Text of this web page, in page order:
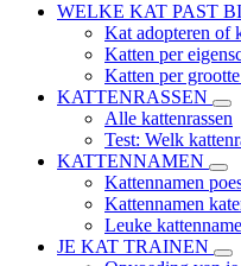
WELKE KAT PAST
Kat adopteren of
Katten per
Katten per
KATTENRASSEN
Alle kattenrassen
Test: Welk
KATTENNAMEN
Kattennamen
Kattennamen
Leuke
JE KAT TRAINEN